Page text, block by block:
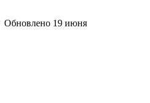
Обновлено 19 июня